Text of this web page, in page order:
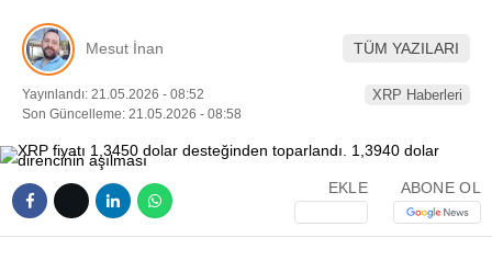
Mesut İnan TÜM YAZILARI
Yayınlandı: 21.05.2026 - 08:52
Son Güncelleme: 21.05.2026 - 08:58
XRP Haberleri
EKLE ABONE OL